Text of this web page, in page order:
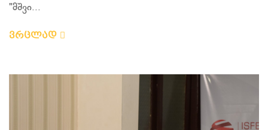
"მშვი...
ვრცლად